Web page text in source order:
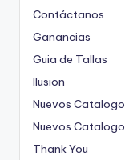
Contáctanos
Ganancias
Guia de Tallas
Ilusion
Nuevos
Nuevos
Thank You